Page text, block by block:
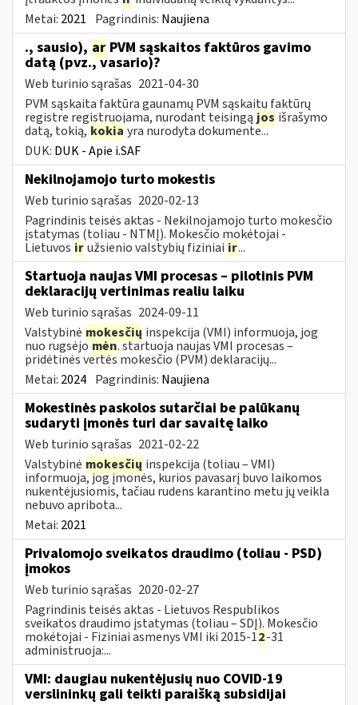
Metai: 2021 Pagrindinis: Naujiena
., sausio), ar PVM sąskaitos faktūros gavimo
datą (pvz., vasario)?
Web turinio sąrašas 2021-04-30
PVM sąskaita faktūra gaunamų PVM sąskaitų faktūrų
registre registruojama, nurodant teisingą jos išrašymo
datą, tokią, kokia yra nurodyta dokumente...
DUK: DUK - Apie i.SAF
Nekilnojamojo turto mokestis
Web turinio sąrašas 2020-02-13
Pagrindinis teisės aktas - Nekilnojamojo turto mokesčio
įstatymas (toliau - NTMĮ). Mokesčio mokėtojai -
Lietuvos iružsienio valstybių fiziniai ir...
Startuoja naujas VMI procesas – pilotinis PVM
deklaracijų vertinimas realiu laiku
Web turinio sąrašas 2024-09-11
Valstybinė mokesčių inspekcija (VMI) informuoja, jog
nuo rugsėjomėn. startuoja naujas VMI procesas –
pridėtinės vertės mokesčio (PVM) deklaracijų...
Metai: 2024 Pagrindinis: Naujiena
Mokestinės paskolos sutarčiai be palūkanų
sudaryti įmonės turi dar savaitę laiko
Web turinio sąrašas 2021-02-22
Valstybinė mokesčių inspekcija (toliau – VMI)
informuoja, jog įmonės, kurios pavasarį buvo laikomos
nukentėjusiomis, tačiau rudens karantino metu jų veikla
nebuvo apribota...
Metai: 2021
Privalomojo sveikatos draudimo (toliau - PSD)
įmokos
Web turinio sąrašas 2020-02-27
Pagrindinis teisės aktas - Lietuvos Respublikos
sveikatos draudimo įstatymas (toliau – SDĮ). Mokesčio
mokėtojai - Fiziniai asmenys VMI iki 2015-12-31
administruoja:...
VMI: daugiau nukentėjusių nuo COVID-19
verslininkų gali teikti paraišką subsidijai